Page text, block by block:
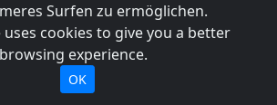
Surfen zu ermöglichen.
uses cookies to give you a better
browsing experience.
OK